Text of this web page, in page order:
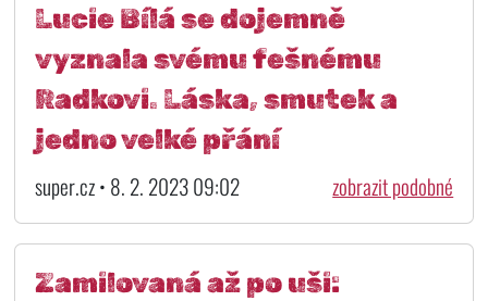
Lucie Bílá se dojemně
vyznala svému fešnému
Radkovi. Láska, smutek a
jedno velké přání
super.cz • 8. 2. 2023 09:02 zobrazit podobné
Zamilovaná až po uši: